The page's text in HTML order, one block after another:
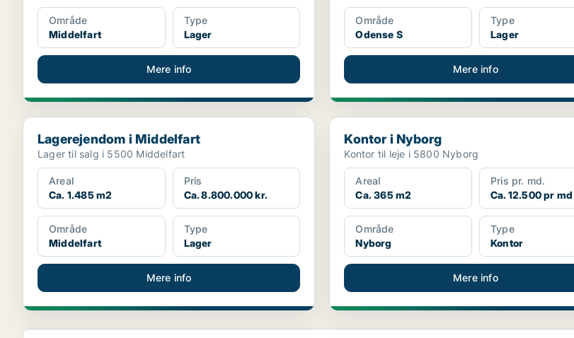
Område
Middelfart
Type
Lager
Mere info
Område
Odense S
Type
Lager
Mere info
Lagerejendom i Middelfart
Lagerejendom i Middelfart
Lager til salg i 5500 Middelfart
Areal
Ca. 1.485 m2
Pris
Ca. 8.800.000 kr.
Område
Middelfart
Type
Lager
Mere info
Kontor i Nyborg
Kontor i Nyborg
Kontor til leje i 5800 Nyborg
Areal
Ca. 365 m2
Pris pr. md.
Ca. 12.500 pr md
Område
Nyborg
Type
Kontor
Mere info